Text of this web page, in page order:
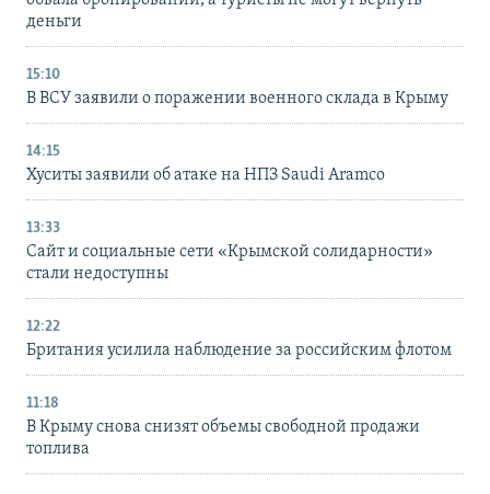
деньги
15:10
В ВСУ заявили о поражении военного склада в Крыму
14:15
Хуситы заявили об атаке на НПЗ Saudi Aramco
13:33
Сайт и социальные сети «Крымской солидарности»
стали недоступны
12:22
Британия усилила наблюдение за российским флотом
11:18
В Крыму снова снизят объемы свободной продажи
топлива